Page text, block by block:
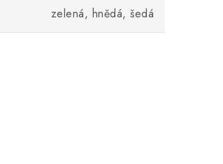
zelená, hnědá, šedá